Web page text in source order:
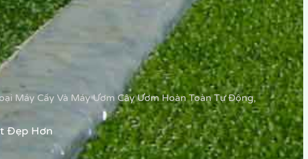
Máy Cấy Và Máy Ươm Cây Ươm Hoàn Toàn Tự Động,
Đẹp Hơn